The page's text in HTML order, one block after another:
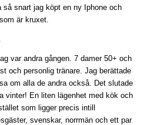
snart jag köpt en ny Iphone och
är kruxet.
var andra gången. 7 damer 50+ och
och personlig tränare. Jag berättade
om alla de andra också. Det slutade
vinter! En liten lägenhet med kök och
som ligger precis intill
svenskar, norrmän och ett par